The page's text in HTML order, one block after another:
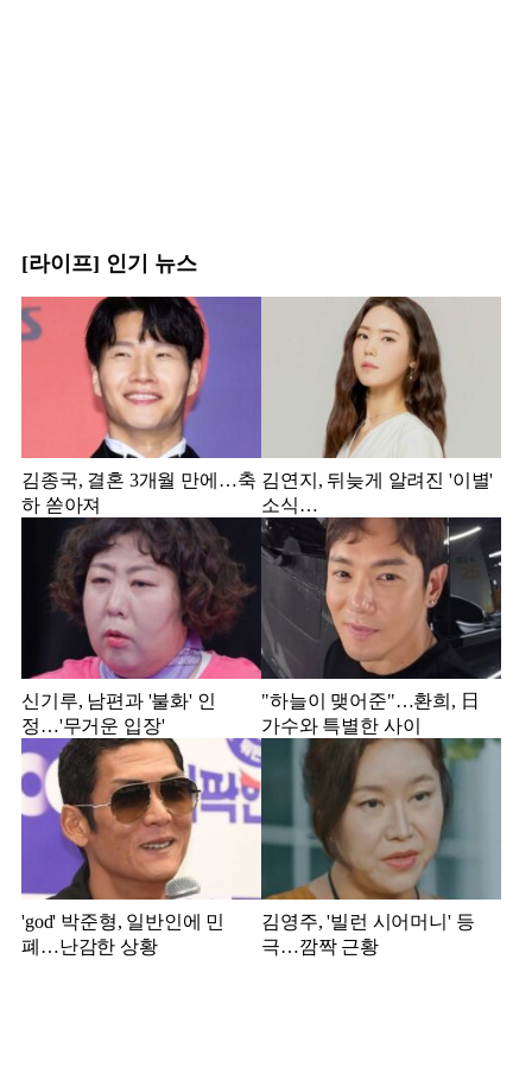
[라이프] 인기 뉴스
김종국, 결혼 3개월 만에…축
하 쏟아져
김연지, 뒤늦게 알려진 '이별'
소식…
신기루, 남편과 '불화' 인
정…'무거운 입장'
"하늘이 맺어준"…환희, 日
가수와 특별한 사이
'god' 박준형, 일반인에 민
폐…난감한 상황
김영주, '빌런 시어머니' 등
극…깜짝 근황